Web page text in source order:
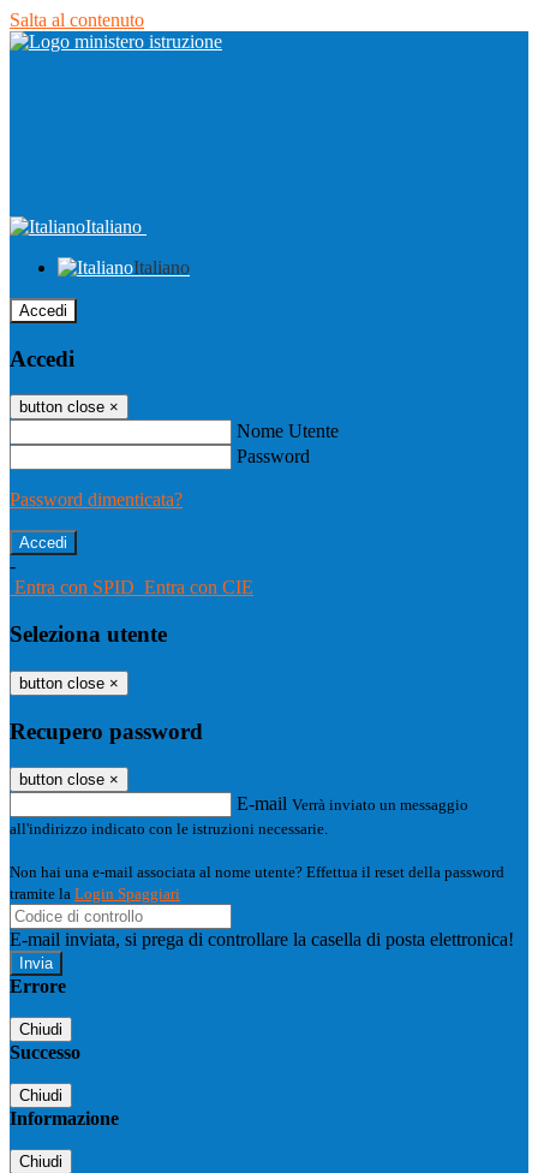
Salta al contenuto
Italiano
Italiano
Accedi
Accedi
button close ×
Nome Utente
Password
Password dimenticata?
-
Entra con SPID Entra con CIE
Seleziona utente
button close ×
Recupero password
button close ×
E-mail Verrà inviato un messaggio
all'indirizzo indicato con le istruzioni necessarie.
Non hai una e-mail associata al nome utente? Effettua il reset della password
tramite la Login Spaggiari
E-mail inviata, si prega di controllare la casella di posta elettronica!
Errore
Chiudi
Successo
Chiudi
Informazione
Chiudi